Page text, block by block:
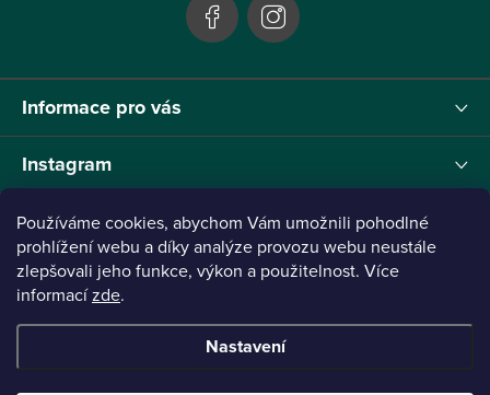
Používáme cookies, abychom Vám umožnili pohodlné
prohlížení webu a díky analýze provozu webu neustále
zlepšovali jeho funkce, výkon a použitelnost. Více
informacízde.
Nastavení
Informace pro vás
Instagram
Tento projekt byl realizován pod reg.č. 0380001205 s názvem Panthera Leo
zaměřený na inovaci webu a marketingových nástrojů financovaný Evropskou Unií -